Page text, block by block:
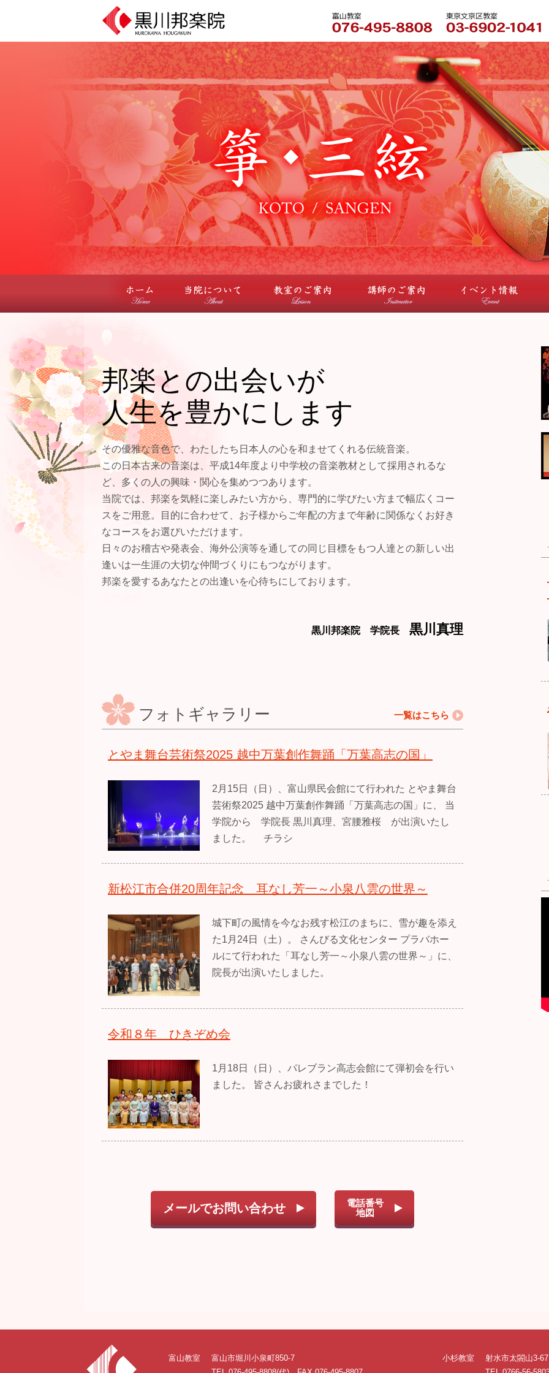
邦楽との出会いが
人生を豊かにします
その優雅な音色で、わたしたち日本人の心を和ませてくれる伝統音楽。
この日本古来の音楽は、平成14年度より中学校の音楽教材として採用されるな
ど、多くの人の興味・関心を集めつつあります。
当院では、邦楽を気軽に楽しみたい方から、専門的に学びたい方まで幅広くコー
スをご用意。目的に合わせて、お子様からご年配の方まで年齢に関係なくお好き
なコースをお選びいただけます。
日々のお稽古や発表会、海外公演等を通しての同じ目標をもつ人達との新しい出
逢いは一生涯の大切な仲間づくりにもつながります。
邦楽を愛するあなたとの出逢いを心待ちにしております。
黒川邦楽院 学院長 黒川真理
フォトギャラリー 一覧はこちら
とやま舞台芸術祭2025 越中万葉創作舞踊「万葉高志の国」
2月15日（日）、富山県民会館にて行われた とやま舞台
芸術祭2025 越中万葉創作舞踊「万葉高志の国」に、 当
学院から 学院長 黒川真理、宮腰雅桜 が出演いたし
ました。 チラシ
新松江市合併20周年記念 耳なし芳一～小泉八雲の世界～
城下町の風情を今なお残す松江のまちに、雪が趣を添え
た1月24日（土）。 さんびる文化センター プラバホー
ルにて行われた「耳なし芳一～小泉八雲の世界～」に、
院長が出演いたしました。
令和８年 ひきぞめ会
1月18日（日）、パレブラン高志会館にて弾初会を行い
ました。 皆さんお疲れさまでした！
メールでお問い合わせ
電話番号
地図
富山教室
富山市堀川小泉町850-7
小杉教室
射水市太閤山3-67